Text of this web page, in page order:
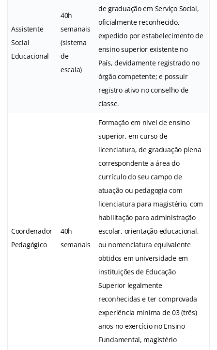
Assistente
Social
Educacional
40h
semanais
(sistema
de
escala)
de graduação em Serviço Social,
oficialmente reconhecido,
expedido por estabelecimento de
ensino superior existente no
País, devidamente registrado no
órgão competente; e possuir
registro ativo no conselho de
classe.
Coordenador
Pedagógico
40h
semanais
Formação em nível de ensino
superior, em curso de
licenciatura, de graduação plena
correspondente a área do
currículo do seu campo de
atuação ou pedagogia com
licenciatura para magistério, com
habilitação para administração
escolar, orientação educacional,
ou nomenclatura equivalente
obtidos em universidade em
instituições de Educação
Superior legalmente
reconhecidas e ter comprovada
experiência mínima de 03 (três)
anos no exercício no Ensino
Fundamental, magistério